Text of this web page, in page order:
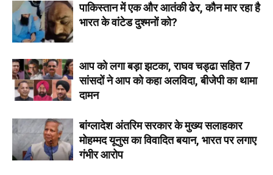
पाकिस्तान में एक और आतंकी ढेर, कौन मार रहा है
भारत के वांटेड दुश्मनों को?
आप को लगा बड़ा झटका, राघव चड्ढा सहित 7
सांसदों ने आप को कहा अलविदा, बीजेपी का थामा
दामन
बांग्लादेश अंतरिम सरकार के मुख्य सलाहकार
मोहम्मद यूनुस का विवादित बयान, भारत पर लगाए
गंभीर आरोप